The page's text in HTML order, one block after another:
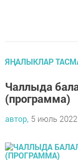
ЯҢАЛЫКЛАР
Чаллыда
(программа)
автор, 5 июль